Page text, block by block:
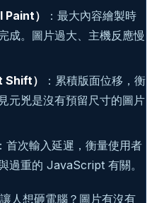
）
：最大內容繪製時
成。圖片過大、主機反應慢
）
：累積版面位移，衡
元兇是沒有預留尺寸的圖片
：首次輸入延遲，衡量使用者
過重的 JavaScript 有關。
人想砸電腦？圖片有沒有